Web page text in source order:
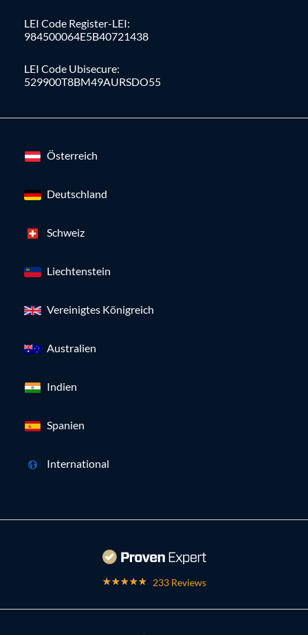
LEI Code Register-LEI:
984500064E5B40721438
LEI Code Ubisecure:
529900T8BM49AURSDO55
Österreich
Deutschland
Schweiz
Liechtenstein
Vereinigtes Königreich
Australien
Indien
Spanien
International
233 Reviews